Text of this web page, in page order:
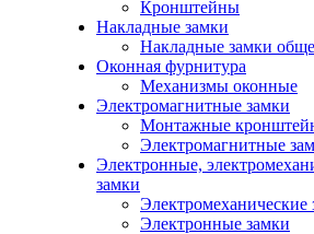
Кронштейны
Накладные замки
Накладные замки
Оконная фурнитура
Механизмы оконные
Электромагнитные замки
Монтажные
Электромагнитные
Электронные,
замки
Электромеханические
Электронные замки